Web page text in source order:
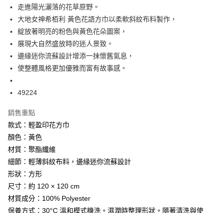
每筆NT$60
付款後7-11取貨
每筆NT$60
宅配
每筆NT$60，滿NT$1,000(含以上)免運費
走進陽光灑落的花草原野。
大地女神希栢利 黃色花語方巾以柔軟斜紋布料製作，
綻放著明亮的粉色與黃色花朵圖案，
展現大自然盛放時的迷人景致。
邊緣迷你流蘇設計增添一抹懷舊氣息，
使整體風格更加優雅而富有故事感。
49224
銷售重點
款式：輕盈印花方巾
顏色：黃色
材質：聚酯纖維
細節：輕薄斜紋布料，邊緣迷你流蘇設計
形狀：方形
尺寸：約 120 × 120 cm
材質成分：100% Polyester
保養方式：30°C 溫和模式機洗。濕潤時整理形狀。隨著清洗與使